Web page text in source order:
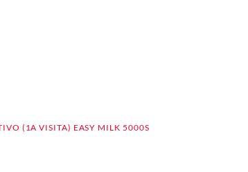
(1A VISITA) EASY MILK 5000S